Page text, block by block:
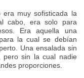
muy sofisticada la
cabo, era solo para
Era aquella una
la cual se debían
Una ensalada sin
pero sin la cual nadie
proporciones.